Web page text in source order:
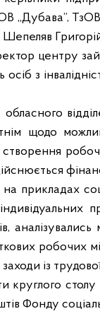
„Дубава”,
Шепеляв
центру
осіб з
щодо
прикладах
робочих
із трудової
круглого столу
Фонду